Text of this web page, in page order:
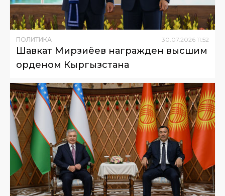
ПОЛИТИКА 30.07.2026 11:52
Шавкат Мирзиёев награжден высшим
орденом Кыргызстана